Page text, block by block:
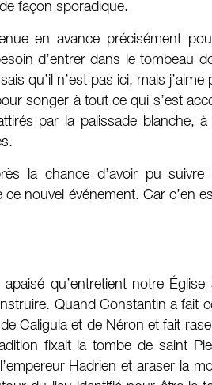
façon sporadique.
en avance précisément
d’entrer dans le tombeau
qu’il n’est pas ici, mais j’aime
songer à tout ce qui s’est
par la palissade blanche, à
la chance d’avoir pu suivre
ce nouvel événement. Car c’en
qu’entretient notre Église
Quand Constantin a fait
Caligula et de Néron et fait
fixait la tombe de saint
Hadrien et araser la